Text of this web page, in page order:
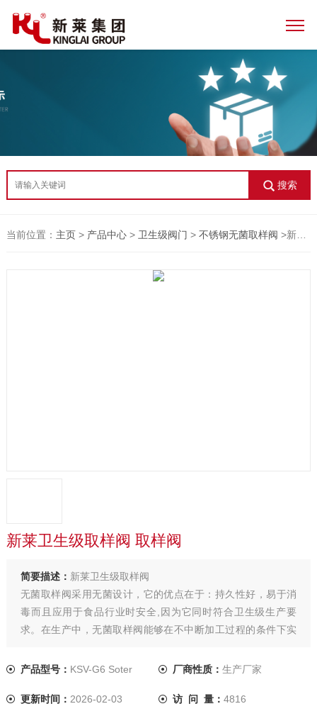
搜索
当前位置： 主页> 产品中心> 卫生级阀门 > 不锈钢无菌取样阀 >新莱卫生级取样阀 取样阀
新莱卫生级取样阀 取样阀
简要描述： 新莱卫生级取样阀
无菌取样阀采用无菌设计，它的优点在于：持久性好，易于消
毒而且应用于食品行业时安全,因为它同时符合卫生级生产要
求。在生产中，无菌取样阀能够在不中断加工过程的条件下实
了被污染的可能性以及阀门自身感染细菌。BioClean无菌取样
上、焊在管件上或用连接件连接做不同的设计。
产品型号： KSV-G6 Soter 厂商性质： 生产厂家
更新时间： 2026-02-03 访 问 量： 4816